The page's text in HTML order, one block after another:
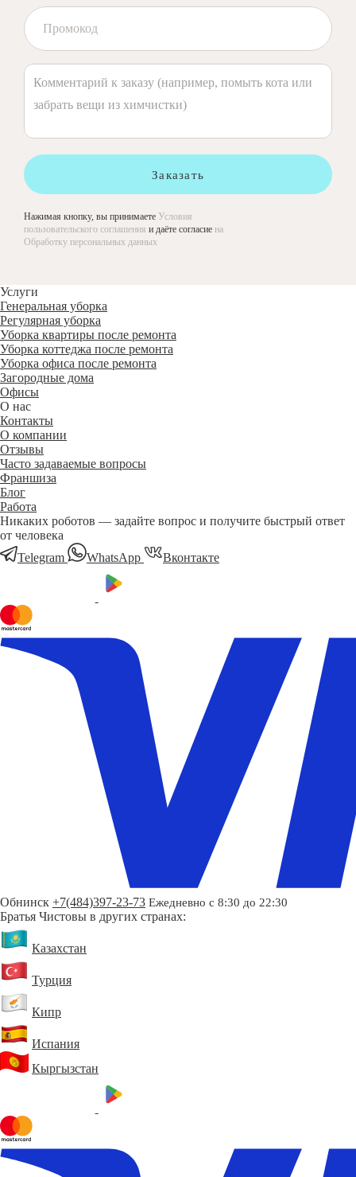
Заказать
Нажимая кнопку, вы принимаете Условия
пользовательского соглашения и даёте согласие на
Обработку персональных данных
Услуги
Генеральная уборка
Регулярная уборка
Уборка квартиры после ремонта
Уборка коттеджа после ремонта
Уборка офиса после ремонта
Загородные дома
Офисы
О нас
Контакты
О компании
Отзывы
Часто задаваемые вопросы
Франшиза
Блог
Работа
Никаких роботов — задайте вопрос и получите быстрый ответ
от человека
Telegram
WhatsApp Вконтакте
Обнинск +7(484)397-23-73 Ежедневно с 8:30 до 22:30
Братья Чистовы в других странах:
Казахстан
Турция
Кипр
Испания
Кыргызстан